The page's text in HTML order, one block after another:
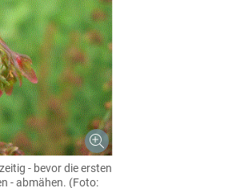
- bevor die ersten
- abmähen. (Foto: